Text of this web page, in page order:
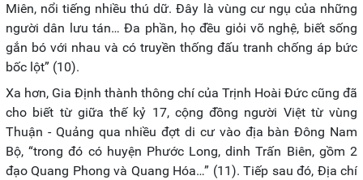
Miên, nổi tiếng nhiều thú dữ. Đây là vùng cư ngụ của những
người dân lưu tán… Đa phần, họ đều giỏi võ nghệ, biết sống
gắn bó với nhau và có truyền thống đấu tranh chống áp bức
bốc lột” (10).
Xa hơn, Gia Định thành thông chí của Trịnh Hoài Đức cũng đã
cho biết từ giữa thế kỷ 17, cộng đồng người Việt từ vùng
Thuận - Quảng qua nhiều đợt di cư vào địa bàn Đông Nam
Bộ, “trong đó có huyện Phước Long, dinh Trấn Biên, gồm 2
đạo Quang Phong và Quang Hóa…” (11). Tiếp sau đó, Địa chí